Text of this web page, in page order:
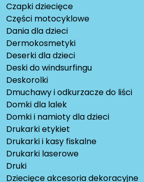
Czapki dziecięce
Części motocyklowe
Dania dla dzieci
Dermokosmetyki
Deserki dla dzieci
Deski do windsurfingu
Deskorolki
Dmuchawy i odkurzacze do liści
Domki dla lalek
Domki i namioty dla dzieci
Drukarki etykiet
Drukarki i kasy fiskalne
Drukarki laserowe
Druki
Dziecięce akcesoria dekoracyjne